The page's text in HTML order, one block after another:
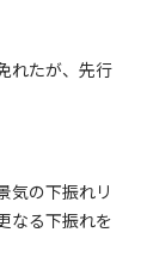
れたが、先行
気の下振れリ
なる下振れを